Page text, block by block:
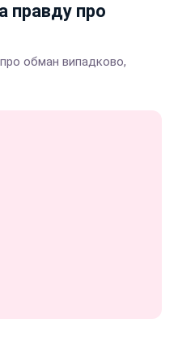
правду про
обман випадково,